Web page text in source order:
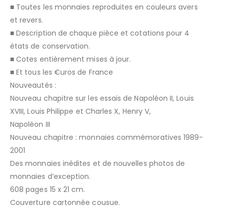
■ Toutes les monnaies reproduites en couleurs avers
et revers.
■ Description de chaque pièce et cotations pour 4
états de conservation.
■ Cotes entièrement mises à jour.
■ Et tous les €uros de France
Nouveautés :
Nouveau chapitre sur les essais de Napoléon II, Louis
XVIII, Louis Philippe et Charles X, Henry V,
Napoléon III
Nouveau chapitre : monnaies commémoratives 1989-
2001
Des monnaies inédites et de nouvelles photos de
monnaies d’exception.
608 pages 15 x 21 cm.
Couverture cartonnée cousue.